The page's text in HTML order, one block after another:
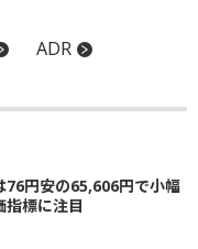
ADR
76円安の65,606円で小幅
標に注目